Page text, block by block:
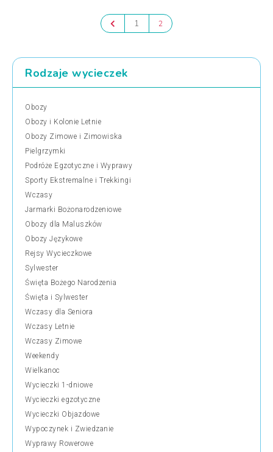
1 2
Rodzaje wycieczek
Obozy
Obozy i Kolonie Letnie
Obozy Zimowe i Zimowiska
Pielgrzymki
Podróże Egzotyczne i Wyprawy
Sporty Ekstremalne i Trekkingi
Wczasy
Jarmarki Bożonarodzeniowe
Obozy dla Maluszków
Obozy Językowe
Rejsy Wycieczkowe
Sylwester
Święta Bożego Narodzenia
Święta i Sylwester
Wczasy dla Seniora
Wczasy Letnie
Wczasy Zimowe
Weekendy
Wielkanoc
Wycieczki 1-dniowe
Wycieczki egzotyczne
Wycieczki Objazdowe
Wypoczynek i Zwiedzanie
Wyprawy Rowerowe